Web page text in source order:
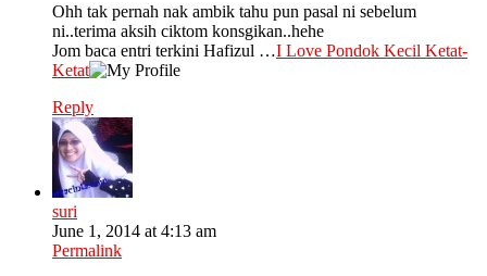
Ohh tak pernah nak ambik tahu pun pasal ni sebelum
ni..terima aksih ciktom konsgikan..hehe
Jom baca entri terkini Hafizul …I Love Pondok Kecil Ketat-
Ketat
Reply
suri
June 1, 2014 at 4:13 am
Permalink